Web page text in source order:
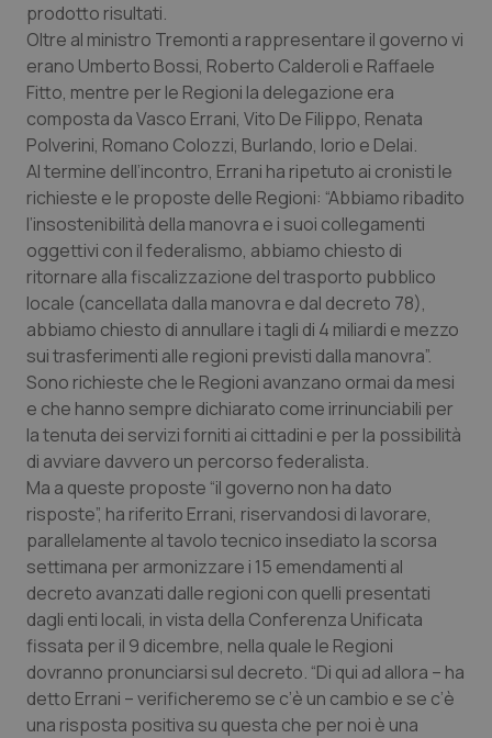
Abruzzo
Basilicata
Calabria
Campania
Emilia-Romagna
Friuli Venezia Giulia
Lazio
Liguria
Lombardia
Marche
Molise
Piemonte
Provincia Autonoma di Bolzano
QS Pro Gold
Artrite & artrosi
Asma & BPCO
Car-T
Colesterolo & coronaropatie
Dermatite Atopica
Diabete & glucometri
Disturbi dell’umore
Dolore
Donna & Salute
Epatiti
HIV
Infezioni & Febbre
QS Club Newsletter
prodotto risultati.
Oltre al ministro Tremonti a rappresentare il governo vi
erano Umberto Bossi, Roberto Calderoli e Raffaele
Fitto, mentre per le Regioni la delegazione era
composta da Vasco Errani, Vito De Filippo, Renata
Polverini, Romano Colozzi, Burlando, Iorio e Delai.
Al termine dell’incontro, Errani ha ripetuto ai cronisti le
richieste e le proposte delle Regioni: “Abbiamo ribadito
l’insostenibilità della manovra e i suoi collegamenti
oggettivi con il federalismo, abbiamo chiesto di
ritornare alla fiscalizzazione del trasporto pubblico
locale (cancellata dalla manovra e dal decreto 78),
abbiamo chiesto di annullare i tagli di 4 miliardi e mezzo
sui trasferimenti alle regioni previsti dalla manovra”.
Sono richieste che le Regioni avanzano ormai da mesi
e che hanno sempre dichiarato come irrinunciabili per
la tenuta dei servizi forniti ai cittadini e per la possibilità
di avviare davvero un percorso federalista.
Ma a queste proposte “il governo non ha dato
risposte”, ha riferito Errani, riservandosi di lavorare,
parallelamente al tavolo tecnico insediato la scorsa
settimana per armonizzare i 15 emendamenti al
decreto avanzati dalle regioni con quelli presentati
dagli enti locali, in vista della Conferenza Unificata
fissata per il 9 dicembre, nella quale le Regioni
dovranno pronunciarsi sul decreto. “Di qui ad allora – ha
detto Errani – verificheremo se c’è un cambio e se c’è
una risposta positiva su questa che per noi è una